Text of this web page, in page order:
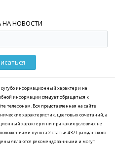
НОВОСТИ
информационный характер и не
информации следует обращаться к
телефонам. Вся представленная на сайте
характеристик, цветовых сочетаний, а
характер и ни при каких условиях не
пункта 2 статьи 437 Гражданского
являются рекомендованными и могут